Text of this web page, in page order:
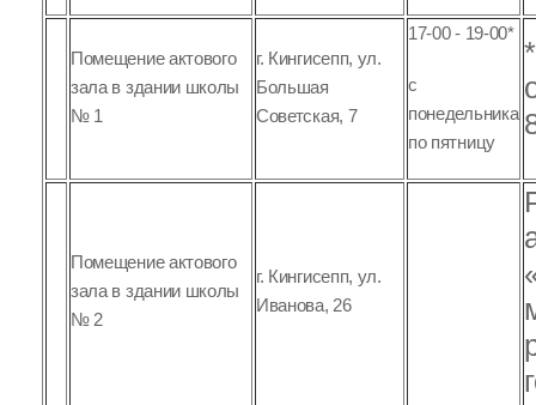
Помещение актового
зала в здании школы
№ 1
г. Кингисепп, ул.
Большая
Советская, 7
17-00 - 19-00*
с
понедельника
по пятницу
Помещение актового
зала в здании школы
№ 2
г. Кингисепп, ул.
Иванова, 26